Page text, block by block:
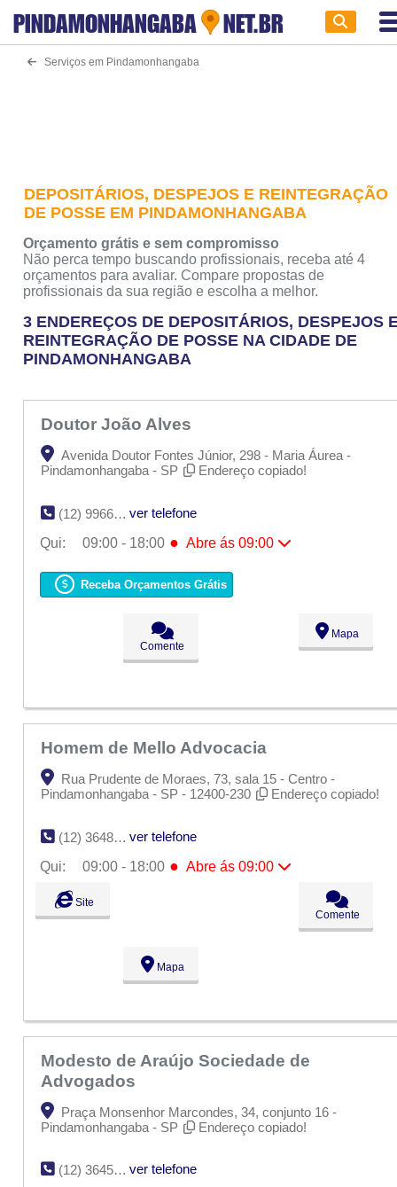
PINDAMONHANGABA NET.BR
Serviços em Pindamonhangaba
DEPOSITÁRIOS, DESPEJOS E REINTEGRAÇÃO
DE POSSE EM PINDAMONHANGABA
Orçamento grátis e sem compromisso
Não perca tempo buscando profissionais, receba até 4
orçamentos para avaliar. Compare propostas de
profissionais da sua região e escolha a melhor.
3 ENDEREÇOS DE DEPOSITÁRIOS, DESPEJOS
REINTEGRAÇÃO DE POSSE NA CIDADE DE
PINDAMONHANGABA
Doutor João Alves
Avenida Doutor Fontes Júnior, 298 - Maria Áurea -
Pindamonhangaba - SP
Endereço copiado!
(12) 99663-1027 / (12) 98817-9839
ver telefone
Qui:
09:00 - 18:00 ● Abre ás 09:00
Ter:
09:00 - 18:00
Qua:
09:00 - 18:00
09:00 - 18:00
Fechado
Fechado
Receba Orçamentos Grátis
Comente
Mapa
Homem de Mello Advocacia
Rua Prudente de Moraes, 73, sala 15 - Centro -
Pindamonhangaba - SP - 12400-230
Endereço copiado!
(12) 3648-5217
ver telefone
Qui:
09:00 - 18:00 ● Abre ás 09:00
Seg:
Ter:
Qua:
09:00 - 18:00
09:00 - 18:00
Fechado
Fechado
Site
Comente
Mapa
Modesto de Araújo Sociedade de
Advogados
Praça Monsenhor Marcondes, 34, conjunto 16 -
Pindamonhangaba - SP
Endereço copiado!
(12) 3645-3869
ver telefone